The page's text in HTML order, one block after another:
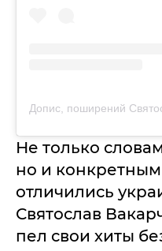
Не только
но и
отличились
Святослав
пел свои хиты